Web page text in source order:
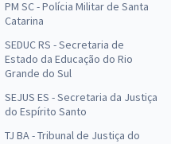
PM SC - Polícia Militar de Santa
Catarina
SEDUC RS - Secretaria de
Estado da Educação do Rio
Grande do Sul
SEJUS ES - Secretaria da Justiça
do Espírito Santo
TJ BA - Tribunal de Justiça do